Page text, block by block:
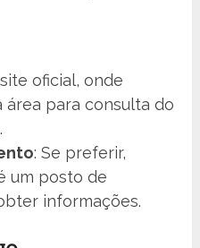
oficial, onde
área para consulta do
: Se preferir,
um posto de
informações.